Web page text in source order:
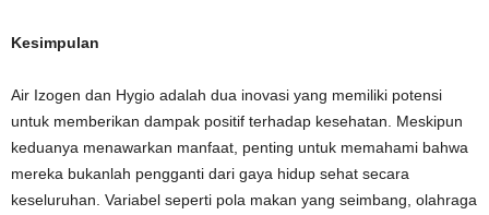
Kesimpulan
Air Izogen dan Hygio adalah dua inovasi yang memiliki potensi
untuk memberikan dampak positif terhadap kesehatan. Meskipun
keduanya menawarkan manfaat, penting untuk memahami bahwa
mereka bukanlah pengganti dari gaya hidup sehat secara
keseluruhan. Variabel seperti pola makan yang seimbang, olahraga